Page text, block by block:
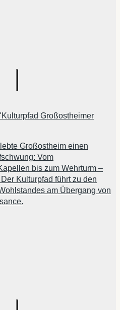
Großostheimer
Großostheim einen
Vom
bis zum Wehrturm –
Kulturpfad führt zu den
am Übergang von